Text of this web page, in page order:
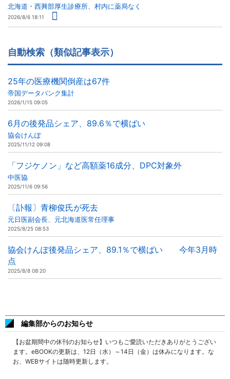
北海道・西興部厚生診療所、村内に薬局なく
2026/8/6 18:11
自動検索（類似記事表示）
25年の医療機関倒産は67件
帝国データバンク集計
2026/1/15 09:05
6月の後発品シェア、89.6％で横ばい
協会けんぽ
2025/11/12 09:08
「フジケノン」など高額薬16成分、DPC対象外
中医協
2025/11/6 09:56
〔訃報〕青柳俊氏が死去
元日医副会長、元北海道医常任理事
2025/8/25 08:53
協会けんぽ後発品シェア、89.1％で横ばい 今年3月時
点
2025/8/8 08:20
編集部からのお知らせ
【お盆期間中の休刊のお知らせ】いつもご愛読いただきありがとうござい
ます。eBOOKの更新は、12日（水）～14日（金）は休みになります。な
お、WEBサイトは随時更新します。